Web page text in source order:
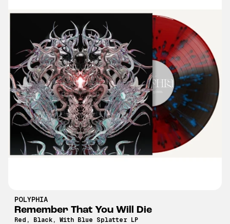
POLYPHIA
Remember That You Will Die
Red, Black, With Blue Splatter LP